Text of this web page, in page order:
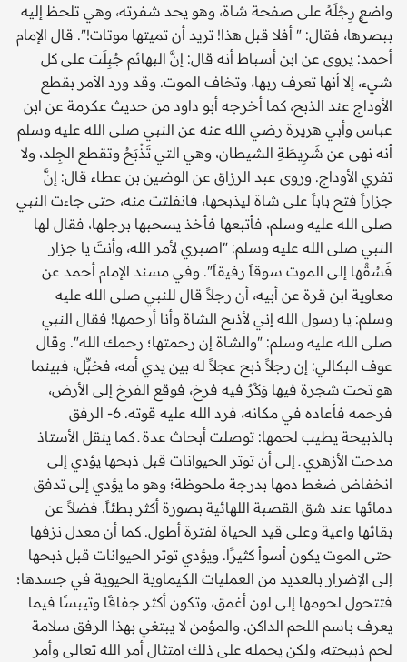
واضعٍ رِجْلَهُ على صفحة شاة، وهو يحد شفرته، وهي تلحظ إليه
ببصرها، فقال: " أفلا قبل هذا! تريد أن تميتها موتات!". قال الإمام
أحمد: يروى عن ابن أسباط أنه قال: إنَّ البهائم جُبِلَت على كل
شيء، إلا أنها تعرف ربها، وتخاف الموت. وقد ورد الأمر بقطع
الأوداج عند الذبح، كما أخرجه أبو داود من حديث عكرمة عن ابن
عباس وأبي هريرة رضي الله عنه عن النبي صلى الله عليه وسلم
أنه نهى عن شَرِيطَةِ الشيطان، وهي التي تَذْبَحُ وتقطع الجِلد، ولا
تفري الأوداج. وروى عبد الرزاق عن الوضين بن عطاء قال: إنَّ
جزاراً فتح باباً على شاة ليذبحها، فانفلتت منه، حتى جاءت النبي
صلى الله عليه وسلم، فأتبعها فأخذ يسحبها برجلها، فقال لها
النبي صلى الله عليه وسلم: "اصبري لأمر الله، وأنتَ يا جزار
فَسُقْها إلى الموت سوقاً رفيقاً". وفي مسند الإمام أحمد عن
معاوية ابن قرة عن أبيه، أن رجلاً قال للنبي صلى الله عليه
وسلم: يا رسول الله إني لأذبح الشاة وأنا أرحمها! فقال النبي
صلى الله عليه وسلم: "والشاة إن رحمتها؛ رحمك الله". وقال
عوف البكالي: إن رجلاً ذبح عجلاً له بين يدي أمه، فخبِّل، فبينما
هو تحت شجرة فيها وَكْرٌ فيه فرخ، فوقع الفرخ إلى الأرض،
فرحمه فأعاده في مكانه، فرد الله عليه قوته. 6- الرفق
بالذبيحة يطيب لحمها: توصلت أبحاث عدة ـ كما ينقل الأستاذ
مدحت الأزهري ـ إلى أن توتر الحيوانات قبل ذبحها يؤدي إلى
انخفاض ضغط دمها بدرجة ملحوظة؛ وهو ما يؤدي إلى تدفق
دمائها عند شق القصبة اللهائية بصورة أكثر بطئاً. فضلاً عن
بقائها واعية وعلى قيد الحياة لفترة أطول. كما أن معدل نزفها
حتى الموت يكون أسوأ كثيرًا. ويؤدي توتر الحيوانات قبل ذبحها
إلى الإضرار بالعديد من العمليات الكيماوية الحيوية في جسدها؛
فتتحول لحومها إلى لون أغمق، وتكون أكثر جفافًا وتيبسًا فيما
يعرف باسم اللحم الداكن. والمؤمن لا يبتغي بهذا الرفق سلامة
لحم ذبيحته، ولكن يحمله على ذلك امتثال أمر الله تعالى وأمر